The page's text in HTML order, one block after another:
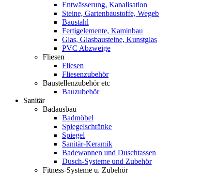
Entwässerung, Kanalisation
Steine, Gartenbaustoffe, Wegeb
Baustahl
Fertigelemente, Kaminbau
Glas, Glasbausteine, Kunstglas
PVC Abzweige
Fliesen
Fliesen
Fliesenzubehör
Baustellenzubehör etc
Bauzubehör
Sanitär
Badausbau
Badmöbel
Spiegelschränke
Spiegel
Sanitär-Keramik
Badewannen und Duschtassen
Dusch-Systeme und Zubehör
Fitness-Systeme u. Zubehör